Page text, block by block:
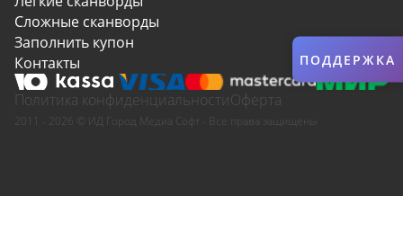
Сложные сканворды
Заполнить купон
Контакты
Политика конфиденциальностиОферта
2011 - 2026 © ИД Город Медиа Софт - Все права защищены
ПОДДЕРЖКА